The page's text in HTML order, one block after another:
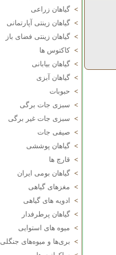
> گیاهان زراعی
> گیاهان زینتی آپارتمانی
> گیاهان زینتی فضای باز
> کاکتوس ها
> گیاهان بیابانی
> گیاهان آبزی
> حبوبات
> سبزی جات برگی
> سبزی جات غیر برگی
> صیفی جات
> گیاهان پوششی
> قارچ ها
> گیاهان بومی ایران
> مغزهای گیاهی
>
ادویه های گیاهی
> گیاهان پرطرفدار
> میوه های استوایی
> بری‌ها و میوه‌های جنگلی